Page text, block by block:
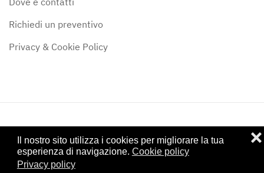
Il nostro sito utilizza i cookies per migliorare la tua
esperienza di navigazione. Cookie policy
Privacy policy
❌
Richiedi un preventivo
Privacy & Cookie Policy
©2024Stufe & Camini Siena di Alessandro Forte - P.IVA:
01122950528 - Iscritta al CCIAA di Siena: SI - 122307